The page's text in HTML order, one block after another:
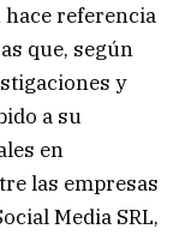
referencia
que, según
y
a su
en
las empresas
Media SRL,